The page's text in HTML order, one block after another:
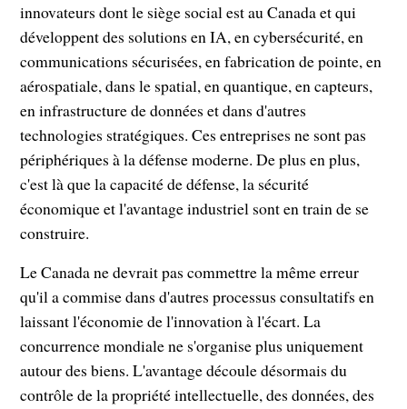
innovateurs dont le siège social est au Canada et qui
développent des solutions en IA, en cybersécurité, en
communications sécurisées, en fabrication de pointe, en
aérospatiale, dans le spatial, en quantique, en capteurs,
en infrastructure de données et dans d'autres
technologies stratégiques. Ces entreprises ne sont pas
périphériques à la défense moderne. De plus en plus,
c'est là que la capacité de défense, la sécurité
économique et l'avantage industriel sont en train de se
construire.
Le Canada ne devrait pas commettre la même erreur
qu'il a commise dans d'autres processus consultatifs en
laissant l'économie de l'innovation à l'écart. La
concurrence mondiale ne s'organise plus uniquement
autour des biens. L'avantage découle désormais du
contrôle de la propriété intellectuelle, des données, des